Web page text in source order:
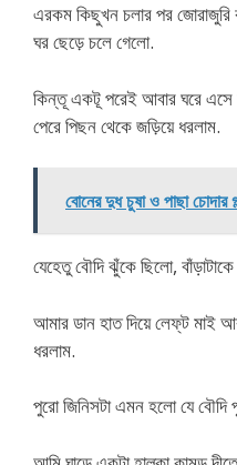
এরকম কিছুখন চলার পর
ঘর ছেড়ে চলে গেলো.
কিন্তূ একটূ পরেই আবার ঘরে
পেরে পিছন থেকে জড়িয়ে ধরলাম.
বোনের দুধ চুষা ও পাছা
যেহেতু বৌদি ঝুঁকে ছিলো,
আমার ডান হাত দিয়ে লেফ্‌ট মাই
ধরলাম.
পুরো জিনিসটা এমন হলো যে